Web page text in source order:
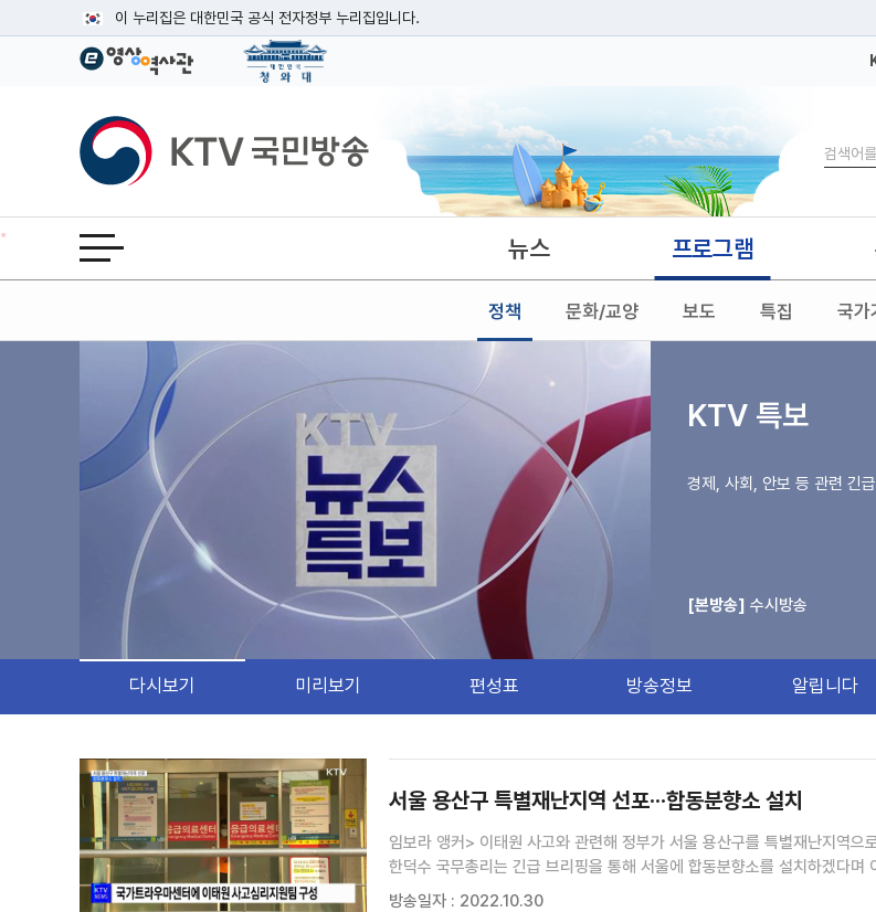
이 누리집은 대한민국 공식 전자정부 누리집입니다.
공식 누리집 주소 확인하기
이밖에 or.kr 또는 .kr등 다른 도메인 주소를 사용하고 있다면 아래 URL에서 도메인 주소를 확인해 보세요
운영중인 공식 누리집보기
KTV국민방송
검색
전체메뉴 열기 뉴스 프로그램
정책 문화/교양 보도 특집 국가
KTV 특보
경제, 사회, 안보 등 관련 긴
[본방송] 수시방송
다시보기 미리보기 편성표 방송정보 알립니다
서울 용산구 특별재난지역 선포···합동분향소 설치
임보라 앵커> 이태원 사고와 관련해 정부가 서울 용산구를 특별재난지역으
한덕수 국무총리는 긴급 브리핑을 통해 서울에 합동분향소를 설치하겠다며
보도에 서한길 기자입니다. 서한길 기자> 정부가 서울 용산구를 특별재난지역으로 선포했습니다.
방송일자 : 2022.10.30
검색 조건
검색어 입력
검색